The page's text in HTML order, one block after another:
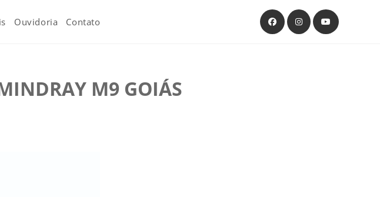
Ouvidoria Contato
M9 GOIÁS